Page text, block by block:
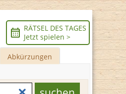
RÄTSEL DES TAGES
Jetzt spielen >
Abkürzungen